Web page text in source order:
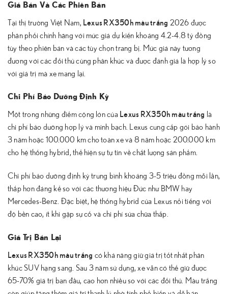
Giá Bán Và Các Phiên Bản
Tại thị trường Việt Nam, Lexus RX350h màu trắng 2026 được
phân phối chính hãng với mức giá dự kiến khoảng 4.2-4.8 tỷ đồng
tùy theo phiên bản và các tùy chọn trang bị. Mức giá này tương
đương với các đối thủ cùng phân khúc và được đánh giá là hợp lý so
với giá trị mà xe mang lại.
Chi Phí Bảo Dưỡng Định Kỳ
Một trong những điểm cộng lớn của Lexus RX350h màu trắng là
chi phí bảo dưỡng hợp lý và minh bạch. Lexus cung cấp gói bảo hành
3 năm hoặc 100.000 km cho toàn xe và 8 năm hoặc 200.000 km
cho hệ thống hybrid, thể hiện sự tự tin về chất lượng sản phẩm.
Chi phí bảo dưỡng định kỳ trung bình khoảng 3-5 triệu đồng mỗi lần,
thấp hơn đáng kể so với các thương hiệu Đức như BMW hay
Mercedes-Benz. Đặc biệt, hệ thống hybrid của Lexus nổi tiếng với
độ bền cao, ít khi gặp sự cố và chi phí sửa chữa thấp.
Giá Trị Bán Lại
Lexus RX350h màu trắng có khả năng giữ giá trị tốt nhất phân
khúc SUV hạng sang. Sau 3 năm sử dụng, xe vẫn có thể giữ được
65-70% giá trị ban đầu, cao hơn nhiều so với các đối thủ. Màu trắng